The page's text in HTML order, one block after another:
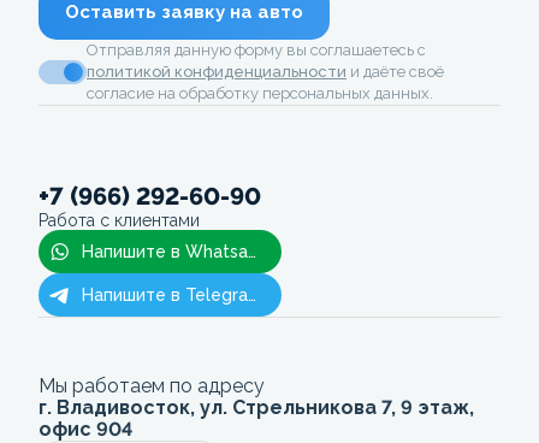
Оставить заявку на авто
Отправляя данную форму вы соглашаетесь с
политикой конфиденциальности и даёте своё
согласие на обработку персональных данных.
+7 (966) 292-60-90
Работа с клиентами
Напишите в Whatsapp
Напишите в Telegram
Мы работаем по адресу
г. Владивосток, ул. Стрельникова 7, 9 этаж,
офис 904